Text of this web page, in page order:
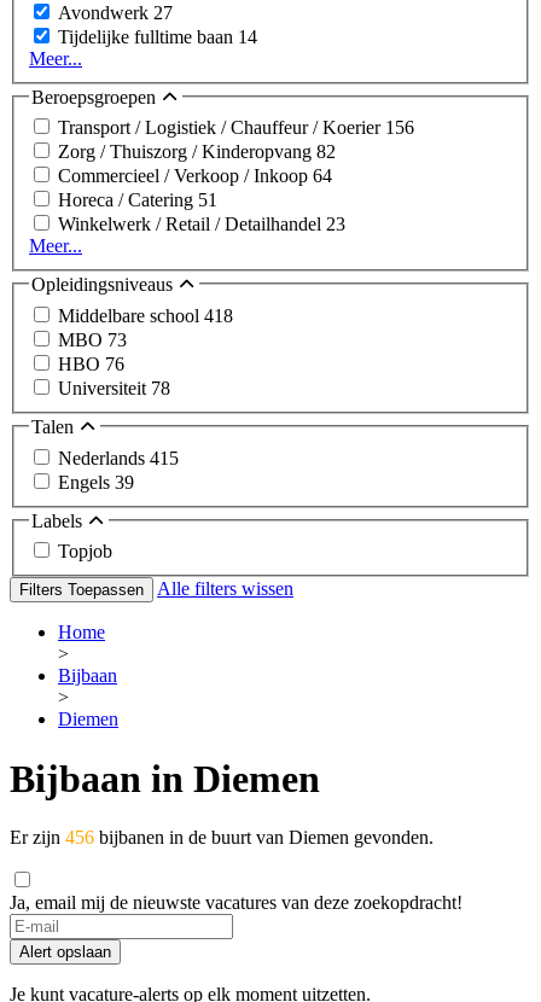
Avondwerk 27
Tijdelijke fulltime baan 14
Meer...
Beroepsgroepen
Transport / Logistiek / Chauffeur / Koerier 156
Zorg / Thuiszorg / Kinderopvang 82
Commercieel / Verkoop / Inkoop 64
Horeca / Catering 51
Winkelwerk / Retail / Detailhandel 23
Meer...
Opleidingsniveaus
Middelbare school 418
MBO 73
HBO 76
Universiteit 78
Talen
Nederlands 415
Engels 39
Labels
Topjob
Filters Toepassen Alle filters wissen
Home
>
Bijbaan
>
Diemen
Bijbaan in Diemen
Er zijn 456 bijbanen in de buurt van Diemen gevonden.
Ja, email mij de nieuwste vacatures van deze zoekopdracht!
Alert opslaan
Je kunt vacature-alerts op elk moment uitzetten.